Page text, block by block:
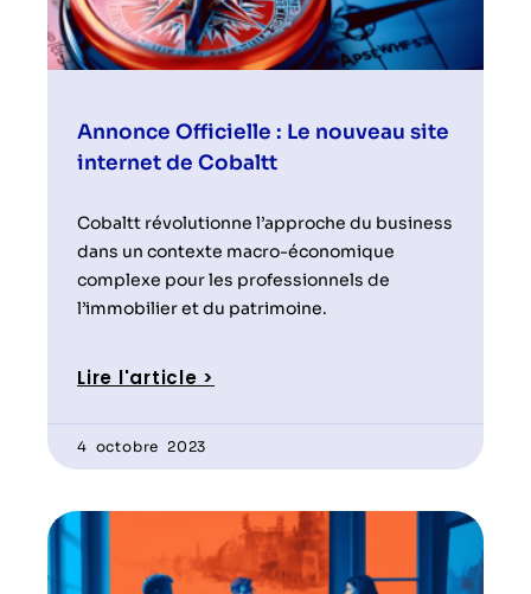
Annonce Officielle : Le nouveau site
internet de Cobaltt
Cobaltt révolutionne l’approche du business
dans un contexte macro-économique
complexe pour les professionnels de
l’immobilier et du patrimoine.
Lire l'article >
4 octobre 2023